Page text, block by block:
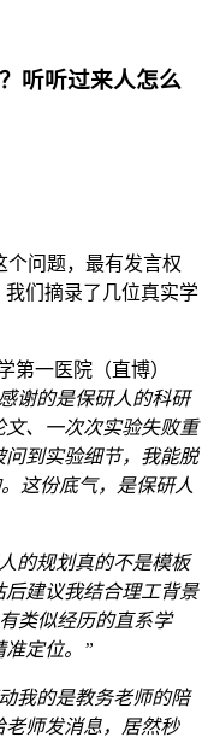
听听过来人怎么
个问题，最有发言权
们摘录了几位真实学
一医院（直博）
谢的是保研人的科研
、一次次实验失败重
到实验细节，我能脱
这份底气，是保研人
的规划真的不是模板
建议我结合理工背景
类似经历的直系学
准定位。”
我的是教务老师的陪
师发消息，居然秒